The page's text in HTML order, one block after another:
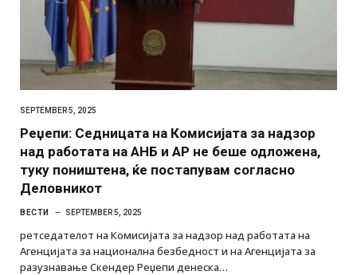
SEPTEMBER 5, 2025
Реџепи: Седницата на Комисијата за надзор
над работата на АНБ и АР не беше одложена,
туку поништена, ќе постапувам согласно
Деловникот
ВЕСТИ SEPTEMBER 5, 2025
ретседателот на Комисијата за надзор над работата на
Агенцијата за национална безбедност и на Агенцијата за
разузнавање Скендер Реџепи денеска…